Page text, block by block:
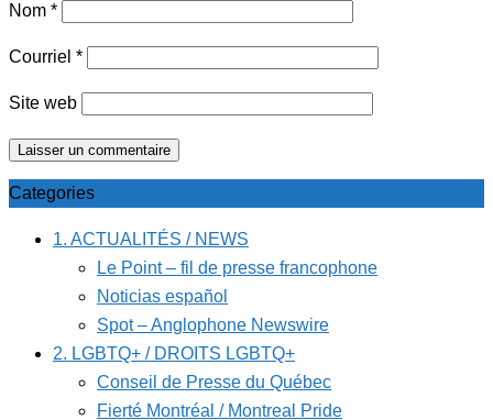
Nom *
Courriel *
Site web
Categories
1. ACTUALITÉS / NEWS
Le Point – fil de presse francophone
Noticias español
Spot – Anglophone Newswire
2. LGBTQ+ / DROITS LGBTQ+
Conseil de Presse du Québec
Fierté Montréal / Montreal Pride